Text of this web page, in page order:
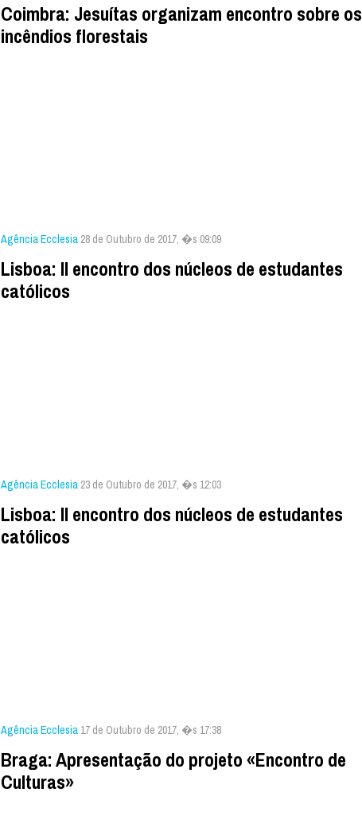
Coimbra: Jesuítas organizam encontro sobre os
incêndios florestais
Agência Ecclesia 28 de Outubro de 2017, �s 09:09
Lisboa: II encontro dos núcleos de estudantes
católicos
Agência Ecclesia 23 de Outubro de 2017, �s 12:03
Lisboa: II encontro dos núcleos de estudantes
católicos
Agência Ecclesia 17 de Outubro de 2017, �s 17:38
Braga: Apresentação do projeto «Encontro de
Culturas»